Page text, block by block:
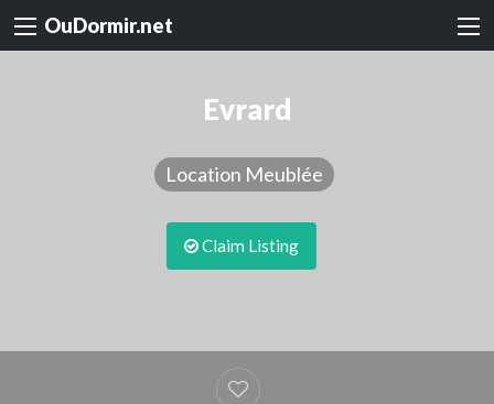
OuDormir.net
Evrard
Location Meublée
Claim Listing